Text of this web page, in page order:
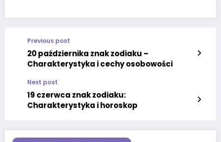
Previous post
20 października znak zodiaku –
Charakterystyka i cechy osobowości
Next post
19 czerwca znak zodiaku:
Charakterystyka i horoskop